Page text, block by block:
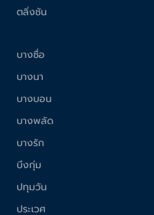
ตลิ่งชัน
บางซื่อ
บางนา
บางบอน
บางพลัด
บางรัก
บึงกุ่ม
ปทุมวัน
ประเวศ